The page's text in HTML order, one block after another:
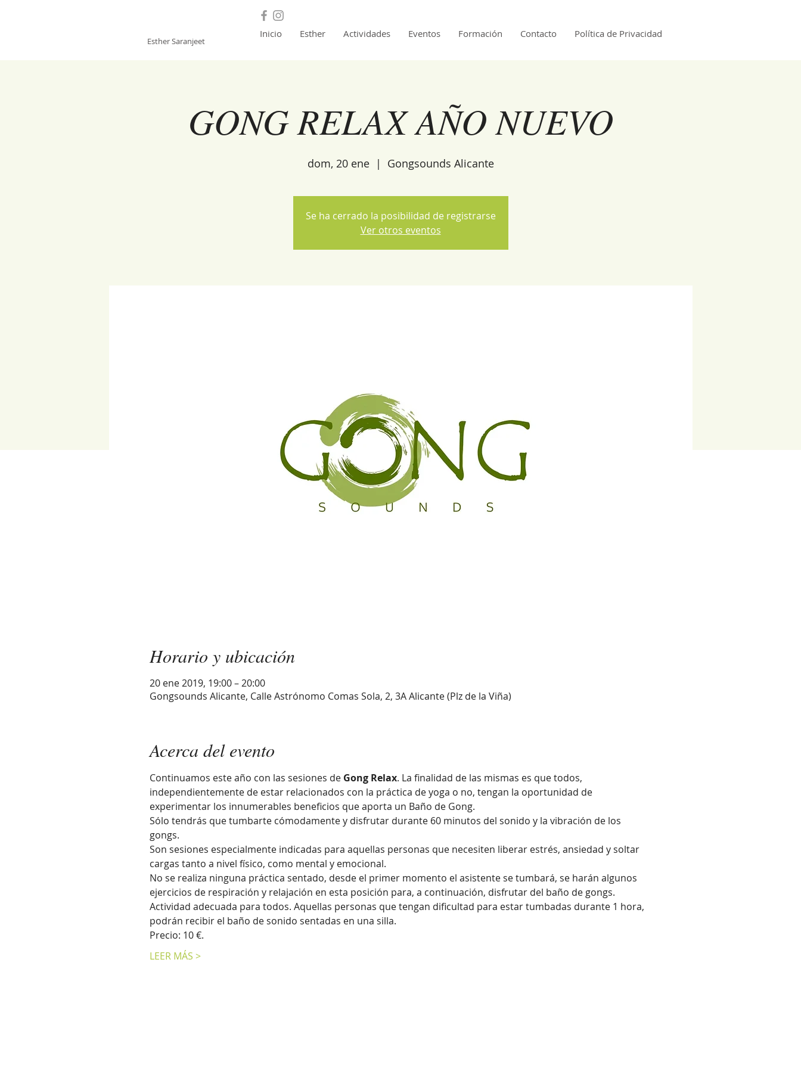
Esther Saranjeet
Inicio Esther Actividades Eventos Formación Contacto Política de Privacidad
GONG RELAX AÑO NUEVO
dom, 20 ene
  |
Gongsounds Alicante
Se ha cerrado la posibilidad de registrarse
Ver otros eventos
Horario y ubicación
20 ene 2019, 19:00 – 20:00
Gongsounds Alicante, Calle Astrónomo Comas Sola, 2, 3A Alicante (Plz de la Viña)
Acerca del evento
Continuamos este año con las sesiones de Gong Relax. La finalidad de las mismas es que todos,
independientemente de estar relacionados con la práctica de yoga o no, tengan la oportunidad de
experimentar los innumerables beneficios que aporta un Baño de Gong.
Sólo tendrás que tumbarte cómodamente y disfrutar durante 60 minutos del sonido y la vibración de los
gongs.
Son sesiones especialmente indicadas para aquellas personas que necesiten liberar estrés, ansiedad y soltar
cargas tanto a nivel físico, como mental y emocional.
No se realiza ninguna práctica sentado, desde el primer momento el asistente se tumbará, se harán algunos
ejercicios de respiración y relajación en esta posición para, a continuación, disfrutar del baño de gongs.
Actividad adecuada para todos. Aquellas personas que tengan dificultad para estar tumbadas durante 1 hora,
podrán recibir el baño de sonido sentadas en una silla.
Precio: 10 €.
LEER MÁS >